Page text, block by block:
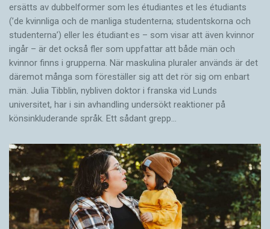
ersätts av dubbel­former som les étudiantes et les étudiants
(’de kvinnliga och de manliga studenterna; studentskorna och
studenterna’) eller les étudiant·es – som visar att även kvinnor
ingår – är det också fler som uppfattar att både män och
kvinnor finns i grupperna. När maskulina pluraler används är det
där­emot många som föreställer sig att det rör sig om enbart
män. Julia Tibblin, nybliven doktor i franska vid Lunds
universitet, har i sin avhandling undersökt reaktioner på
könsinkluderande språk. Ett sådant grepp…